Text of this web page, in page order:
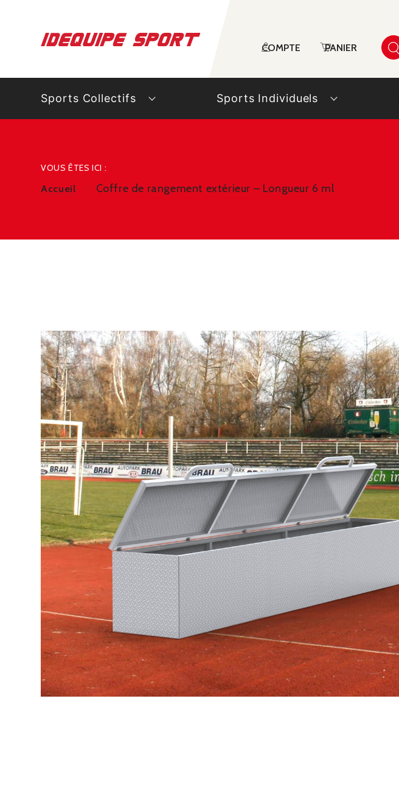
COMPTE PANIER
Sports Collectifs Sports Individuels
VOUS ÊTES ICI :
Accueil Coffre de rangement extérieur – Longueur 6 ml